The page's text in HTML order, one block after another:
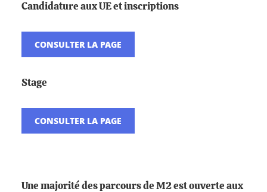
Candidature aux UE et inscriptions
CONSULTER LA PAGE
Stage
CONSULTER LA PAGE
Une majorité des parcours de M2 est ouverte aux